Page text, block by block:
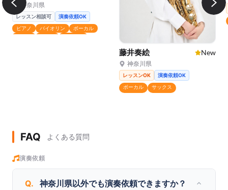
神奈川県
レッスン相談可
演奏依頼OK
ピアノ
バイオリン
ボーカル
藤井奏絵 New
神奈川県
レッスンOK
演奏依頼OK
ボーカル
サックス
FAQ よくある質問
演奏依頼
Q. 神奈川県以外でも演奏依頼できますか？